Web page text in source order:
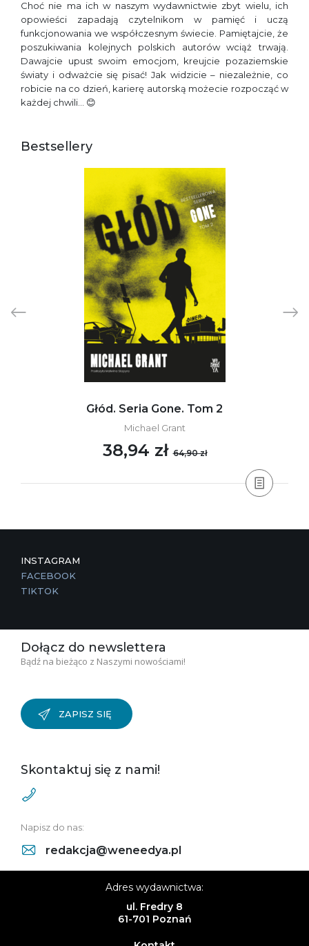
Choć nie ma ich w naszym wydawnictwie zbyt wielu, ich
opowieści zapadają czytelnikom w pamięć i uczą
funkcjonowania we współczesnym świecie. Pamiętajcie, że
poszukiwania kolejnych polskich autorów wciąż trwają.
Dawajcie upust swoim emocjom, kreujcie pozaziemskie
światy i odważcie się pisać! Jak widzicie – niezależnie, co
robicie na co dzień, karierę autorską możecie rozpocząć w
każdej chwili… 😊
Bestsellery
Głód. Seria Gone. Tom 2
Michael Grant
38,94 zł64,90 zł
INSTAGRAM
FACEBOOK
TIKTOK
Dołącz do newslettera
Bądź na bieżąco z Naszymi nowościami!
ZAPISZ SIĘ
Skontaktuj się z nami!
Napisz do nas:
redakcja@weneedya.pl
Adres wydawnictwa:
ul. Fredry 8
61-701 Poznań